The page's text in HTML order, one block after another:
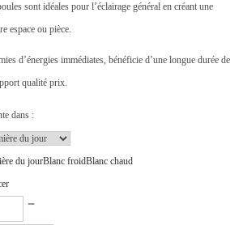
sont idéales pour l’éclairage général en créant une
espace ou pièce.
d’énergies immédiates, bénéficie d’une longue durée de
qualité prix.
dans :
du jourBlanc froidBlanc chaud